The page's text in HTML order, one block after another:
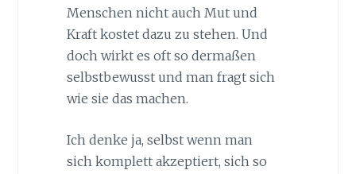
Menschen nicht auch Mut und
Kraft kostet dazu zu stehen. Und
doch wirkt es oft so dermaßen
selbstbewusst und man fragt sich
wie sie das machen.
Ich denke ja, selbst wenn man
sich komplett akzeptiert, sich so